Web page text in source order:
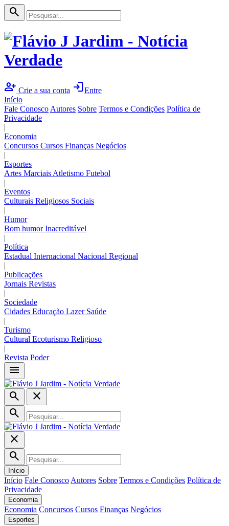
search
person_add Crie a sua conta loginEntre
Início
Fale Conosco Autores Sobre Termos e Condições Política de
Privacidade
|
Economia
Concursos Cursos Finanças Negócios
|
Esportes
Artes Marciais Atletismo Futebol
|
Eventos
Culturais Religiosos Sociais
|
Humor
Bom humorInacreditável
|
Política
Estadual Internacional Nacional Regional
|
Publicações
Jornais Revistas
|
Sociedade
Cidades Educação Lazer Saúde
|
Turismo
Cultural Ecoturismo Religioso
|
Revista Poder
menu
search
close
search
close
search
Início
Início Fale Conosco Autores Sobre Termos e Condições Política de
Privacidade
Economia
Economia Concursos Cursos Finanças Negócios
Esportes